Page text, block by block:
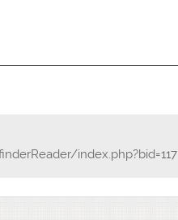
index.php?bid=117